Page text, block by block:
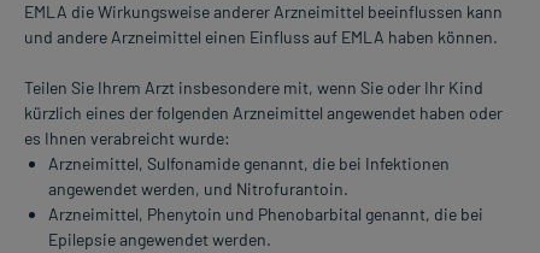
EMLA die Wirkungsweise anderer Arzneimittel beeinflussen kann
und andere Arzneimittel einen Einfluss auf EMLA haben können.
Teilen Sie Ihrem Arzt insbesondere mit, wenn Sie oder Ihr Kind
kürzlich eines der folgenden Arzneimittel angewendet haben oder
es Ihnen verabreicht wurde:
Arzneimittel, Sulfonamide genannt, die bei Infektionen
angewendet werden, und Nitrofurantoin.
Arzneimittel, Phenytoin und Phenobarbital genannt, die bei
Epilepsie angewendet werden.